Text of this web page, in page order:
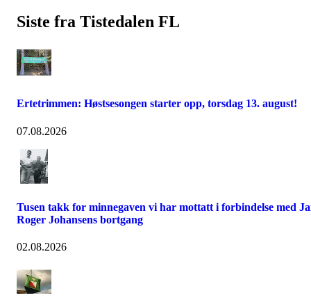
Siste fra Tistedalen FL
Ertetrimmen: Høstsesongen starter opp, torsdag 13. august!
07.08.2026
Tusen takk for minnegaven vi har mottatt i forbindelse med
Roger Johansens bortgang
02.08.2026